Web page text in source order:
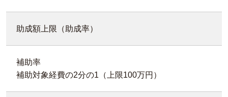
助成額上限（助成率）
補助率
補助対象経費の2分の1（上限100万円）